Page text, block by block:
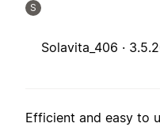
S
Solavita_406 ·
Efficient and easy to